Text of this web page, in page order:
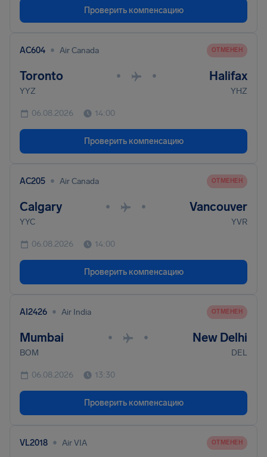
Проверить компенсацию
AC604 • Air Canada ОТМЕНЕН
Toronto • • Halifax
YYZ YHZ
06.08.2026 14:00
Проверить компенсацию
AC205 • Air Canada ОТМЕНЕН
Calgary • • Vancouver
YYC YVR
06.08.2026 14:00
Проверить компенсацию
AI2426 • Air India ОТМЕНЕН
Mumbai • • New Delhi
BOM DEL
06.08.2026 13:30
Проверить компенсацию
VL2018 • Air VIA ОТМЕНЕН